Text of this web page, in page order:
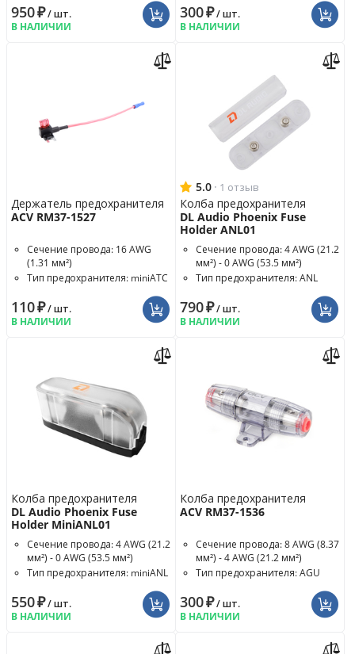
950₽/ шт.
В НАЛИЧИИ
A
300₽/ шт.
В НАЛИЧИИ
Держатель предохранителя
ACV RM37-1527
Сечение провода: 16 AWG
(1.31 мм²)
Тип предохранителя: miniATC
110₽/ шт.
В НАЛИЧИИ
5.0 · 1 отзыв
Колба предохранителя
DL Audio Phoenix Fuse
Holder ANL01
Сечение провода: 4 AWG (21.2
мм²) - 0 AWG (53.5 мм²)
Тип предохранителя: ANL
790₽/ шт.
В НАЛИЧИИ
Колба предохранителя
DL Audio Phoenix Fuse
Holder MiniANL01
Сечение провода: 4 AWG (21.2
мм²) - 0 AWG (53.5 мм²)
Тип предохранителя: miniANL
550₽/ шт.
В НАЛИЧИИ
Колба предохранителя
ACV RM37-1536
Сечение провода: 8 AWG (8.37
мм²) - 4 AWG (21.2 мм²)
Тип предохранителя: AGU
Номинал предохранителя: 60
A
300₽/ шт.
В НАЛИЧИИ